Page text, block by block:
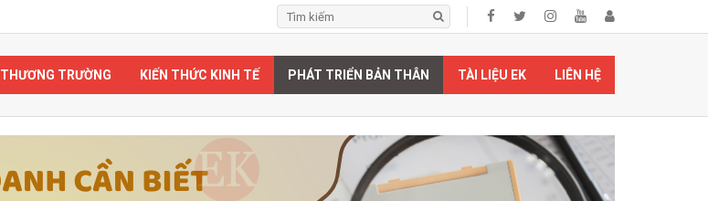
THƯƠNG TRƯỜNG KIẾN THỨC KINH TẾ PHÁT TRIỂN BẢN THÂN TÀI LIỆU EK LIÊN HỆ